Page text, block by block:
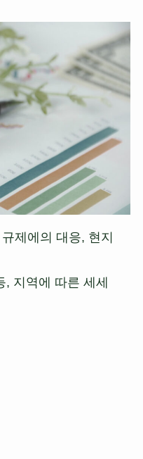
제에의 대응, 현지
, 지역에 따른 세세